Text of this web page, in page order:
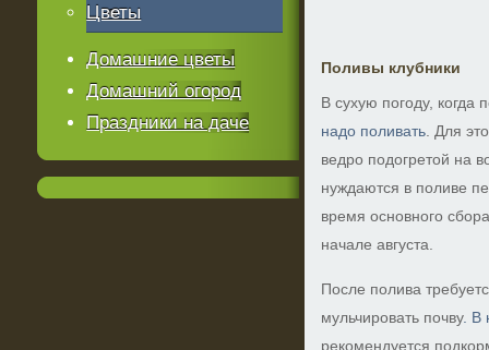
Поливы клубники
В сухую погоду, когда
надо поливать . Для
ведро подогретой на
нуждаются в поливе
время основного
начале августа.
После полива
мульчировать почву. В
рекомендуется
Цветы
Домашние цветы
Домашний огород
Праздники на даче